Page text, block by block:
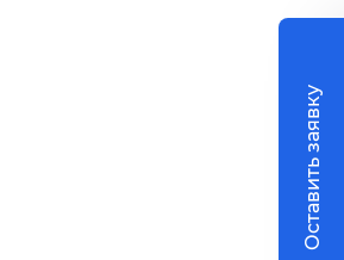
Оставить заявку